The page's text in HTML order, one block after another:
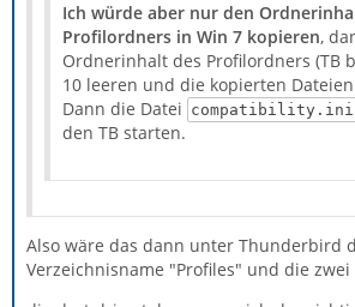
Ich würde aber nur den
Profilordners in Win 7 kopieren,
Ordnerinhalt des Profilordners (TB
10 leeren und die kopierten
Dann die Datei compatibility.ini
den TB starten.
Also wäre das dann unter Thunderbird
Verzeichnisname "Profiles" und die